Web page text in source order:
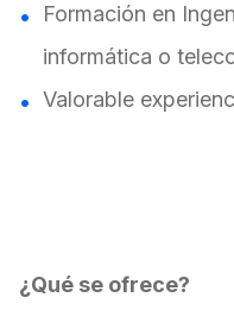
Formación en
informática o
Valorable
¿Qué se ofrece?